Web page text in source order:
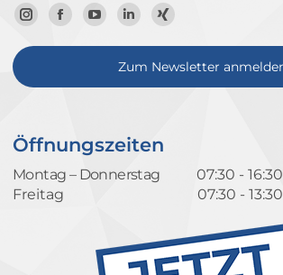
Zum
Instagram-
Zur
Facebook-
Zum
YouTube-
Kanal
Zum
LinkedIn-
Profil
Zum
Xing-
Profil
Zum Newsletter
Öffnungszeiten
Montag – Donnerstag
07:30 - 16:30
Freitag
07:30 - 13:30